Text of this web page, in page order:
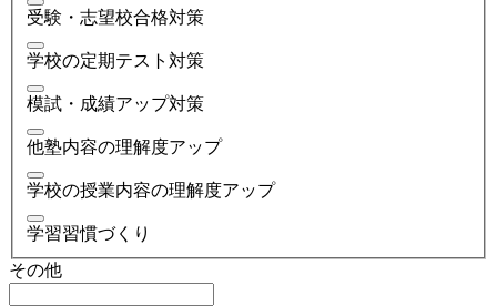
受験・志望校合格対策
学校の定期テスト対策
模試・成績アップ対策
他塾内容の理解度アップ
学校の授業内容の理解度アップ
学習習慣づくり
その他